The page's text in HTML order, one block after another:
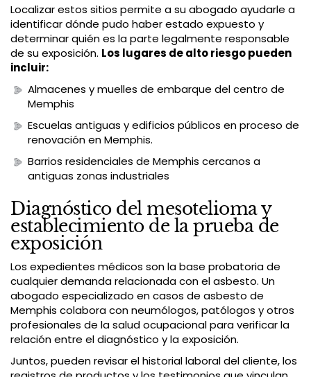
Localizar estos sitios permite a su abogado ayudarle a
identificar dónde pudo haber estado expuesto y
determinar quién es la parte legalmente responsable
de su exposición. Los lugares de alto riesgo pueden
incluir:
Almacenes y muelles de embarque del centro de
Memphis
Escuelas antiguas y edificios públicos en proceso de
renovación en Memphis.
Barrios residenciales de Memphis cercanos a
antiguas zonas industriales
Diagnóstico del mesotelioma y
establecimiento de la prueba de
exposición
Los expedientes médicos son la base probatoria de
cualquier demanda relacionada con el asbesto. Un
abogado especializado en casos de asbesto de
Memphis colabora con neumólogos, patólogos y otros
profesionales de la salud ocupacional para verificar la
relación entre el diagnóstico y la exposición.
Juntos, pueden revisar el historial laboral del cliente, los